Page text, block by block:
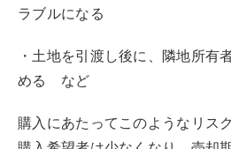
ラブルになる
・土地を引渡し後に、隣地所有
める など
購入にあたってこのようなリス